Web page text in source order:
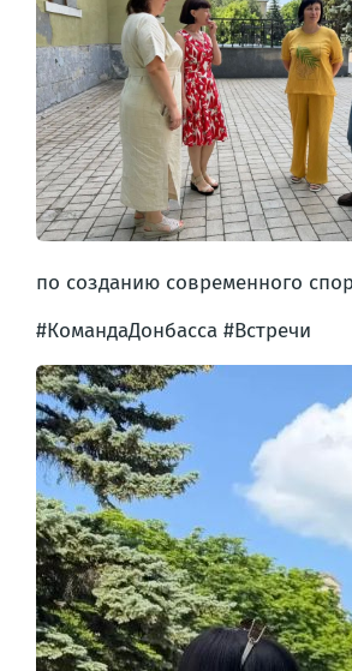
по созданию современного
#КомандаДонбасса #Встречи